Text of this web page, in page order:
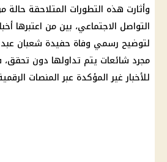
وأثارت هذه التطورات المتلاحقة حالة
التواصل الاجتماعي، بين من اعتبرها
لتوضيح رسمي وفاة حفيدة شعبان عبد
مجرد شائعات يتم تداولها دون تحقق،
للأخبار غير المؤكدة عبر المنصات